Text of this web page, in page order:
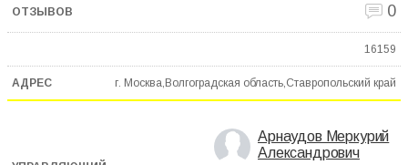
0
16159
г. Москва,Волгоградская область,Ставропольский край
Арнаудов Меркурий
Александрович